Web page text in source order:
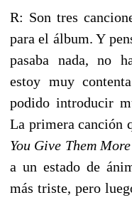
R: Son tres
para el álbum. Y
pasaba nada, no
estoy muy
podido introducir
La primera canción
You Give Them
a un estado de
más triste, pero